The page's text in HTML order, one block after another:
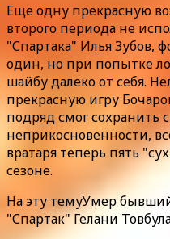
Еще одну прекрасную
второго периода не
"Спартака" Илья Зубов,
один, но при попытке
шайбу далеко от себя.
прекрасную игру
подряд смог сохранить
неприкосновенности,
вратаря теперь пять
сезоне.
На эту темуУмер
"Спартак" Гелани